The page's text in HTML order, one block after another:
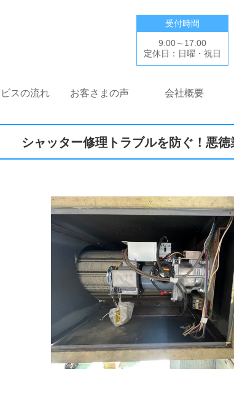
受付時間
9:00～17:00
定休日：日曜・祝日
スの流れ お客さまの声 会社概要
シャッター修理トラブルを防ぐ！悪